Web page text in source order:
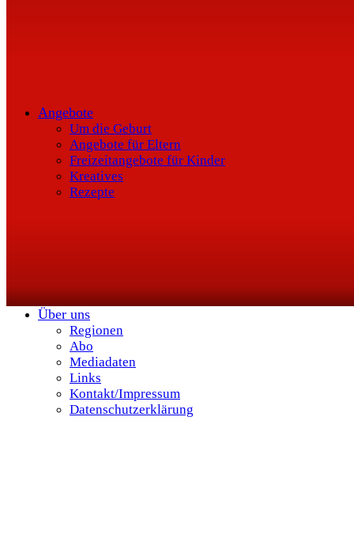
Angebote
Um die Geburt
Angebote für Eltern
Freizeitangebote für Kinder
Kreatives
Rezepte
Über uns
Regionen
Abo
Mediadaten
Links
Kontakt/Impressum
Datenschutzerklärung